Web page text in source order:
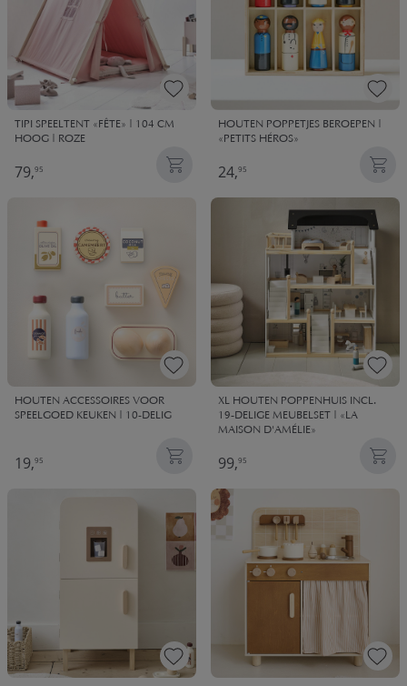
TIPI SPEELTENT «FÊTE» | 104 CM
HOOG | ROZE
79,95
HOUTEN POPPETJES BEROEPEN |
«PETITS HÉROS»
24,95
HOUTEN ACCESSOIRES VOOR
SPEELGOED KEUKEN | 10-DELIG
19,95
XL HOUTEN POPPENHUIS INCL.
19-DELIGE MEUBELSET | «LA
MAISON D'AMÉLIE»
99,95